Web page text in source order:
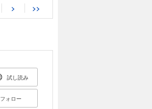
> >>
試し読み
フォロー